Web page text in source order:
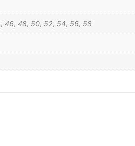
46, 48, 50, 52, 54, 56, 58